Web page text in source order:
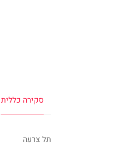
סקירה כללית
תל צרעה